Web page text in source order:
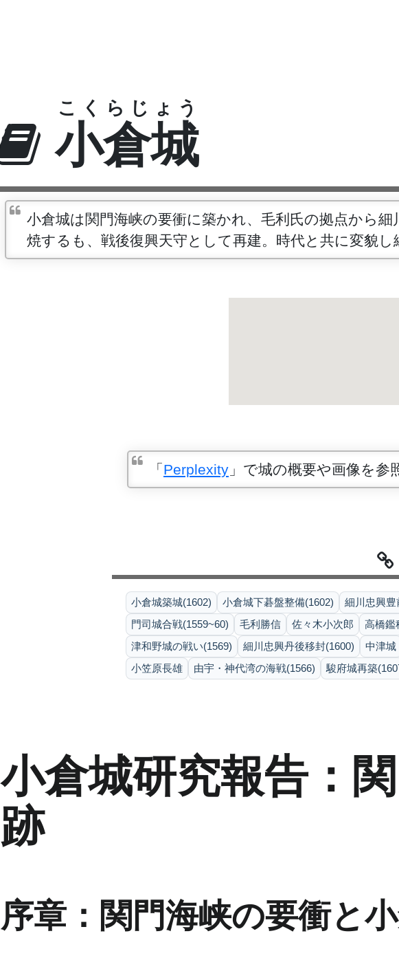
小倉城
こくらじょう
小倉城は関門海峡の要衝に築かれ、毛利氏の拠点から
焼するも、戦後復興天守として再建。時代と共に変貌し
「 Perplexity 」で城の概要や画像を参
小倉城築城(1602) 小倉城下碁盤整備(1602) 細川忠興豊
門司城合戦(1559~60)
毛利勝信 佐々木小次郎 高橋鑑
津和野城の戦い(1569)
細川忠興丹後移封(1600) 中津城
小笠原長雄
由宇・神代湾の海戦(1566) 駿府城再築
小倉城研究報告：
跡
序章：関門海峡の要衝と